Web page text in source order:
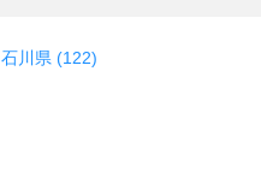
石川県 (122)